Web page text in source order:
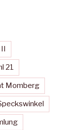
21
Momberg